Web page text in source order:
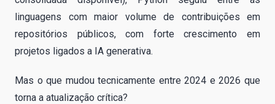
linguagens com maior volume de contribuições em
repositórios públicos, com forte crescimento em
projetos ligados a IA generativa.
Mas o que mudou tecnicamente entre 2024 e 2026 que
torna a atualização crítica?